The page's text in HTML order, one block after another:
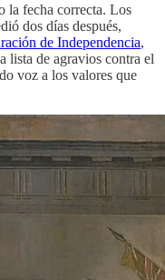
la fecha correcta. Los
dos días después,
de Independencia,
lista de agravios contra el
voz a los valores que